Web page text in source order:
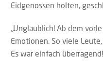
Eidgenossen holten,
„Unglaublich! Ab dem
Emotionen. So viele
Es war einfach